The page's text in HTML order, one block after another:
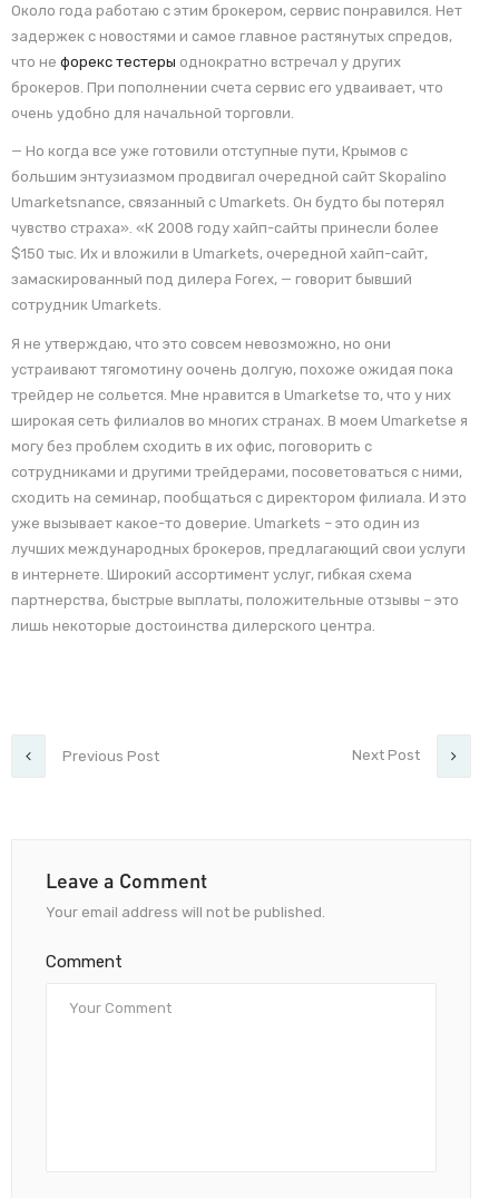
Около года работаю с этим брокером, сервис понравился. Нет
задержек с новостями и самое главное растянутых спредов,
что не форекс тестеры однократно встречал у других
брокеров. При пополнении счета сервис его удваивает, что
очень удобно для начальной торговли.
— Но когда все уже готовили отступные пути, Крымов с
большим энтузиазмом продвигал очередной сайт Skopalino
Umarketsnance, связанный с Umarkets. Он будто бы потерял
чувство страха». «К 2008 году хайп-сайты принесли более
$150 тыс. Их и вложили в Umarkets, очередной хайп-сайт,
замаскированный под дилера Forex, — говорит бывший
сотрудник Umarkets.
Я не утверждаю, что это совсем невозможно, но они
устраивают тягомотину оочень долгую, похоже ожидая пока
трейдер не сольется. Мне нравится в Umarketsе то, что у них
широкая сеть филиалов во многих странах. В моем Umarketsе я
могу без проблем сходить в их офис, поговорить с
сотрудниками и другими трейдерами, посоветоваться с ними,
сходить на семинар, пообщаться с директором филиала. И это
уже вызывает какое-то доверие. Umarkets – это один из
лучших международных брокеров, предлагающий свои услуги
в интернете. Широкий ассортимент услуг, гибкая схема
партнерства, быстрые выплаты, положительные отзывы – это
лишь некоторые достоинства дилерского центра.
Previous Post Next Post
Leave a Comment
Your email address will not be published.
Comment